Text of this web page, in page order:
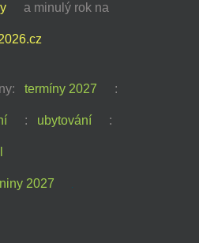
a minulý rok na
termíny 2027 :
: ubytování :